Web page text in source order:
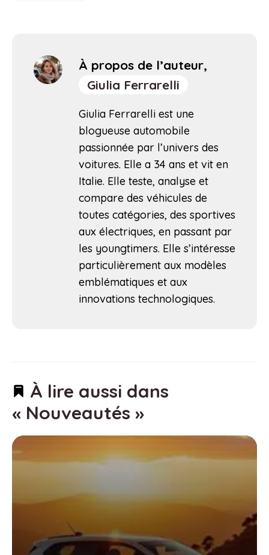
À propos de l’auteur,
Giulia Ferrarelli
Giulia Ferrarelli est une
blogueuse automobile
passionnée par l’univers des
voitures. Elle a 34 ans et vit en
Italie. Elle teste, analyse et
compare des véhicules de
toutes catégories, des sportives
aux électriques, en passant par
les youngtimers. Elle s’intéresse
particulièrement aux modèles
emblématiques et aux
innovations technologiques.
À lire aussi dans
« Nouveautés »